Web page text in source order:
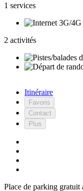
1 services
2 activités
Itinéraire
Favoris
Contact
Plus
Place de parking